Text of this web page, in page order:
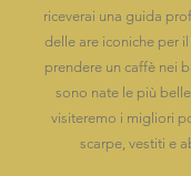
riceverai una guida
delle are iconiche per
prendere un caffè nei
sono nate le più
visiteremo i migliori
scarpe, vestiti e